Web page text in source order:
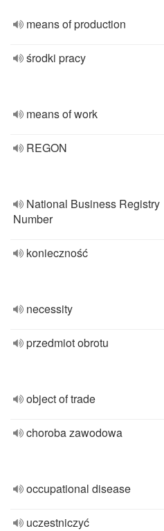
means of production
środki pracy
means of work
REGON
National Business Registry
Number
konieczność
necessity
przedmiot obrotu
object of trade
choroba zawodowa
occupational disease
uczestniczyć